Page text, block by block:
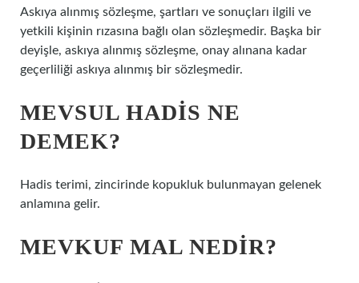
Askıya alınmış sözleşme, şartları ve sonuçları ilgili ve
yetkili kişinin rızasına bağlı olan sözleşmedir. Başka bir
deyişle, askıya alınmış sözleşme, onay alınana kadar
geçerliliği askıya alınmış bir sözleşmedir.
MEVSUL HADIS NE
DEMEK?
Hadis terimi, zincirinde kopukluk bulunmayan gelenek
anlamına gelir.
MEVKUF MAL NEDIR?